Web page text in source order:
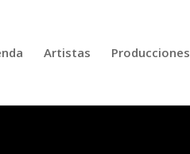
Artistas Producciones